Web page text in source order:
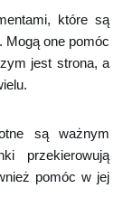
które są
Mogą one pomóc
jest strona, a
są ważnym
przekierowują
pomóc w jej